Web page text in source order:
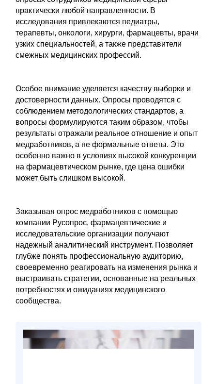
практически любой направленности. В
исследования привлекаются педиатры,
терапевты, онкологи, хирурги, фармацевты, врачи
узких специальностей, а также представители
смежных медицинских профессий.
Особое внимание уделяется качеству выборки и
достоверности данных. Опросы проводятся с
соблюдением методологических стандартов, а
вопросы формулируются таким образом, чтобы
результаты отражали реальное отношение и опыт
медработников, а не формальные ответы. Это
особенно важно в условиях высокой конкуренции
на фармацевтическом рынке, где цена ошибки
может быть слишком высокой.
Заказывая опрос медработников с помощью
компании Русопрос, фармацевтические и
исследовательские организации получают
надежный аналитический инструмент. Позволяет
глубже понять профессиональную аудиторию,
своевременно реагировать на изменения рынка и
выстраивать стратегии, основанные на реальных
потребностях и ожиданиях медицинского
сообщества.